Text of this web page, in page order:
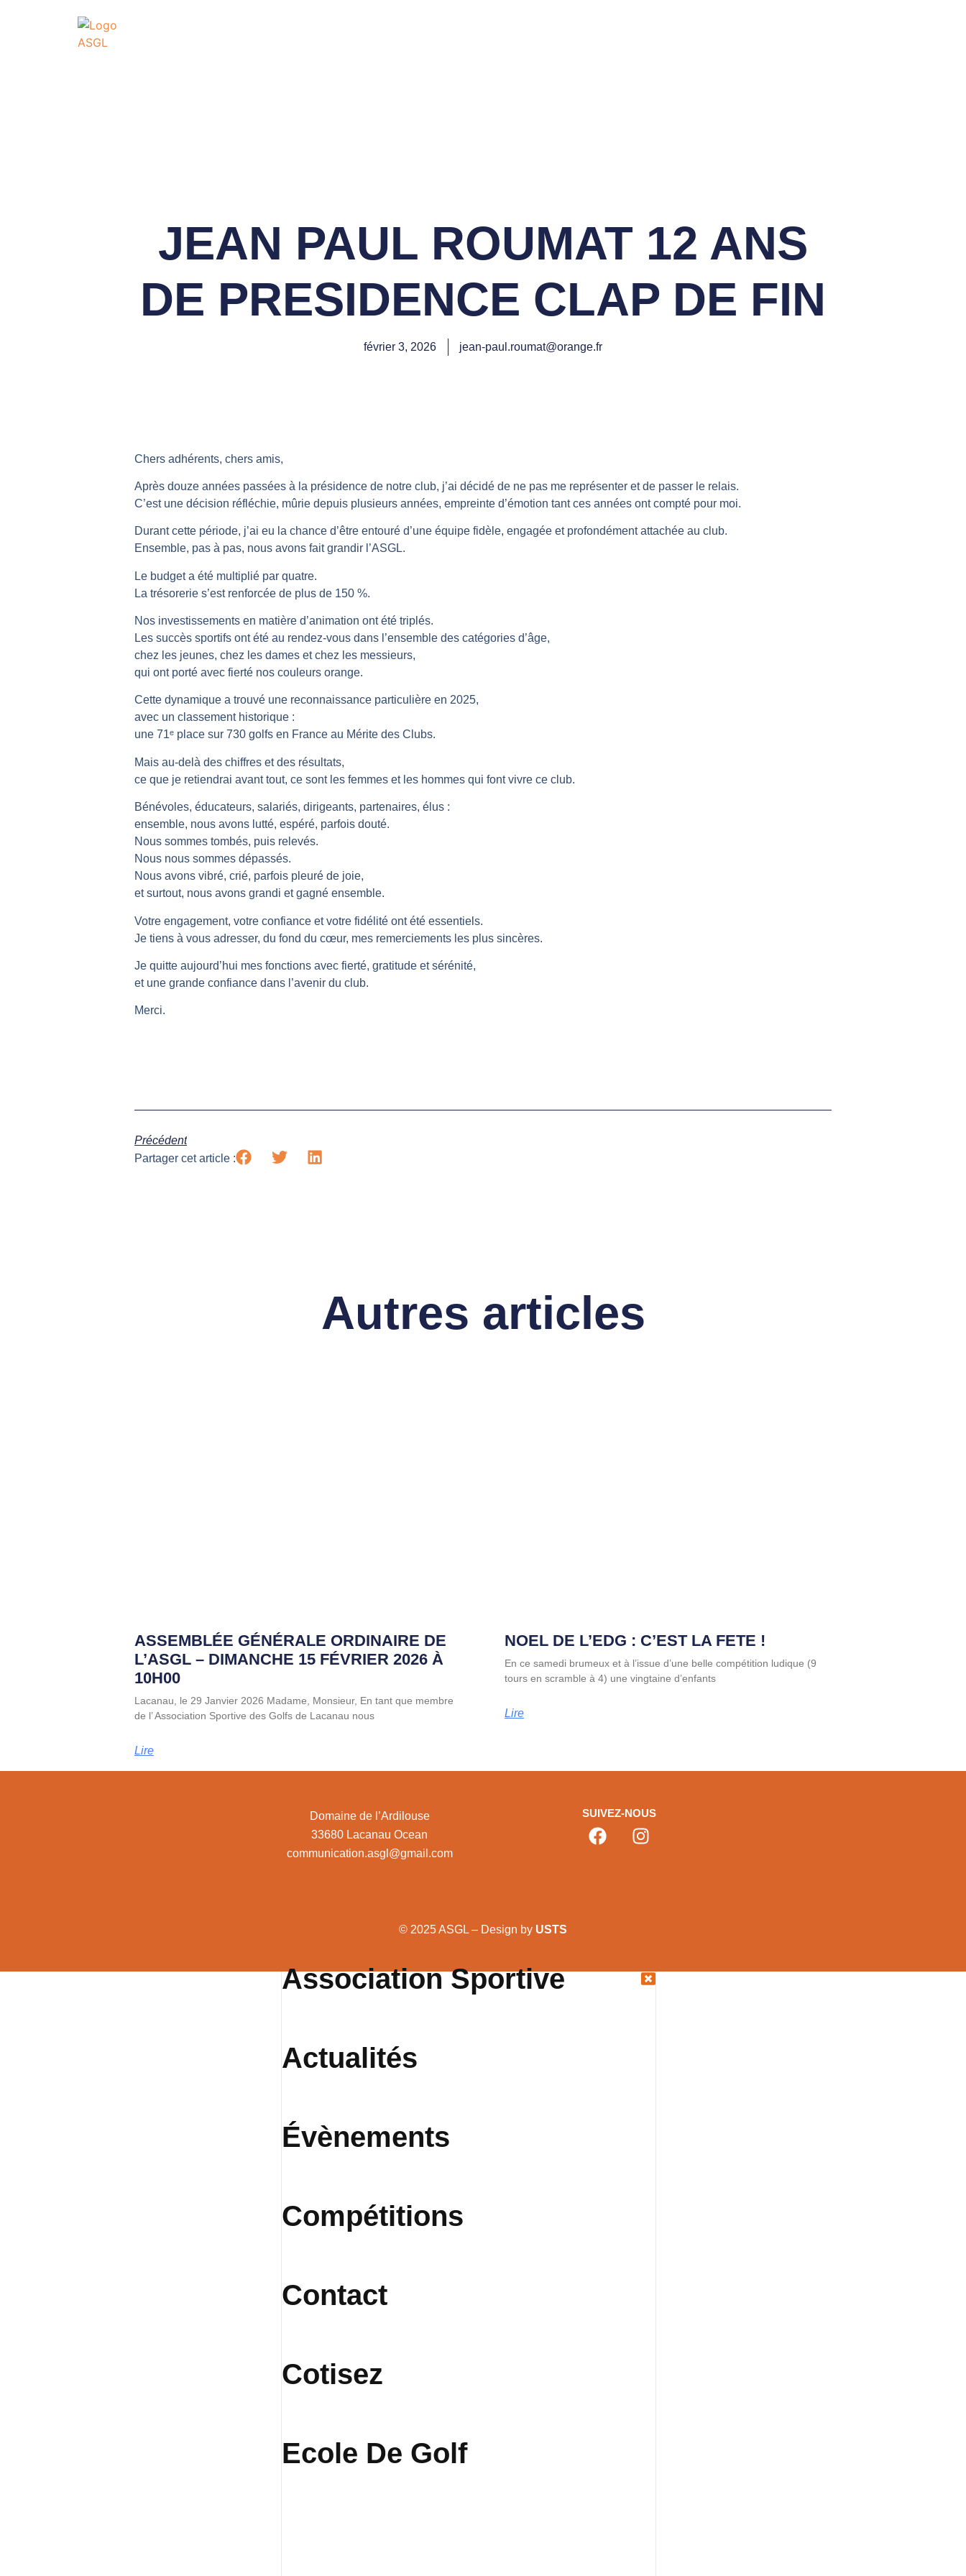
JEAN PAUL ROUMAT 12 ANS
DE PRESIDENCE CLAP DE FIN
février 3, 2026 jean-paul.roumat@orange.fr
Chers adhérents, chers amis,
Après douze années passées à la présidence de notre club, j’ai décidé de ne pas me représenter et de passer le relais.
C’est une décision réfléchie, mûrie depuis plusieurs années, empreinte d’émotion tant ces années ont compté pour moi.
Durant cette période, j’ai eu la chance d’être entouré d’une équipe fidèle, engagée et profondément attachée au club.
Ensemble, pas à pas, nous avons fait grandir l’ASGL.
Le budget a été multiplié par quatre.
La trésorerie s’est renforcée de plus de 150 %.
Nos investissements en matière d’animation ont été triplés.
Les succès sportifs ont été au rendez-vous dans l’ensemble des catégories d’âge,
chez les jeunes, chez les dames et chez les messieurs,
qui ont porté avec fierté nos couleurs orange.
Cette dynamique a trouvé une reconnaissance particulière en 2025,
avec un classement historique :
une 71ᵉ place sur 730 golfs en France au Mérite des Clubs.
Mais au-delà des chiffres et des résultats,
ce que je retiendrai avant tout, ce sont les femmes et les hommes qui font vivre ce club.
Bénévoles, éducateurs, salariés, dirigeants, partenaires, élus :
ensemble, nous avons lutté, espéré, parfois douté.
Nous sommes tombés, puis relevés.
Nous nous sommes dépassés.
Nous avons vibré, crié, parfois pleuré de joie,
et surtout, nous avons grandi et gagné ensemble.
Votre engagement, votre confiance et votre fidélité ont été essentiels.
Je tiens à vous adresser, du fond du cœur, mes remerciements les plus sincères.
Je quitte aujourd’hui mes fonctions avec fierté, gratitude et sérénité,
et une grande confiance dans l’avenir du club.
Merci.
Précédent
Partager cet article :
Autres articles
ASSEMBLÉE GÉNÉRALE ORDINAIRE DE
L’ASGL – DIMANCHE 15 FÉVRIER 2026 À
10H00
Lacanau, le 29 Janvier 2026 Madame, Monsieur, En tant que membre
de l’ Association Sportive des Golfs de Lacanau nous
Lire
NOEL DE L’EDG : C’EST LA FETE !
En ce samedi brumeux et à l’issue d’une belle compétition ludique (9
tours en scramble à 4) une vingtaine d’enfants
Lire
Domaine de l’Ardilouse
33680 Lacanau Ocean
communication.asgl@gmail.com
SUIVEZ-NOUS
© 2025 ASGL – Design by USTS
Association Sportive
Actualités
Évènements
Compétitions
Contact
Cotisez
Ecole De Golf